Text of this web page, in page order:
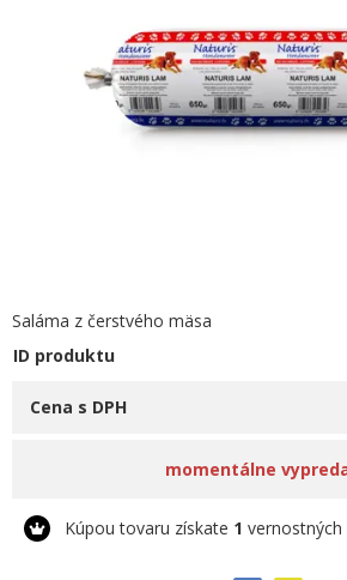
Saláma z čerstvého mäsa
ID produktu
Cena s DPH
momentálne
Kúpou tovaru získate 1 vernostných